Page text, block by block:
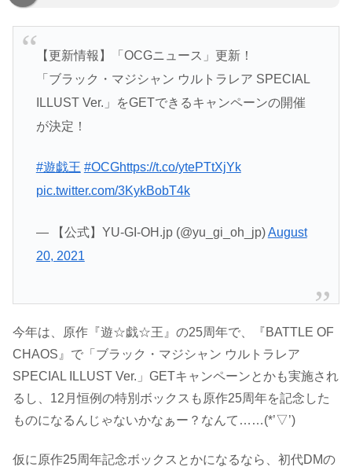
【更新情報】「OCGニュース」更新！
「ブラック・マジシャン ウルトラレア SPECIAL
ILLUST Ver.」をGETできるキャンペーンの開催
が決定！
#遊戯王 #OCGhttps://t.co/ytePTtXjYk
pic.twitter.com/3KykBobT4k
— 【公式】YU-GI-OH.jp (@yu_gi_oh_jp)August
20, 2021
今年は、原作『遊☆戯☆王』の25周年で、『BATTLE OF
CHAOS』で「ブラック・マジシャン ウルトラレア
SPECIAL ILLUST Ver.」GETキャンペーンとかも実施され
るし、12月恒例の特別ボックスも原作25周年を記念した
ものになるんじゃないかなぁー？なんて……(*’▽’)
仮に原作25周年記念ボックスとかになるなら、初代DMの